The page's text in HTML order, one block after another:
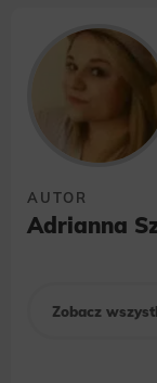
w
Obsługi
prawem
podstawie
AUTOR
Adrianna
Zobacz